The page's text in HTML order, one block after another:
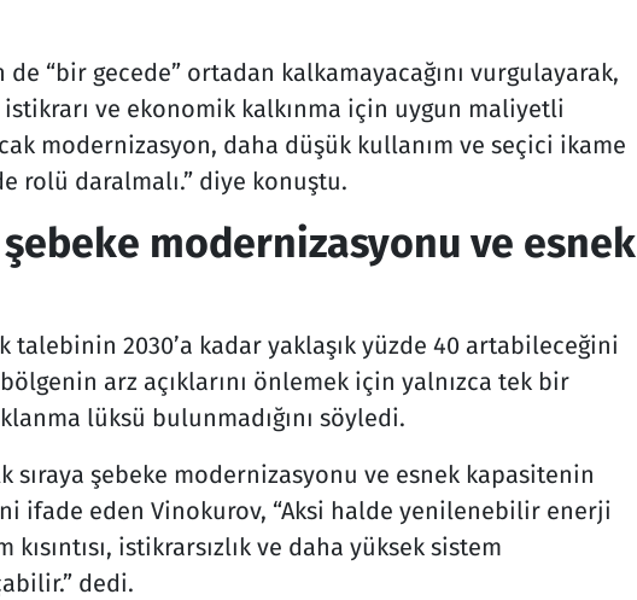
“bir gecede” ortadan kalkamayacağını vurgulayarak,
ve ekonomik kalkınma için uygun maliyetli
modernizasyon, daha düşük kullanım ve seçici ikame
rolü daralmalı.” diye konuştu.
modernizasyonu ve esnek
talebinin 2030’a kadar yaklaşık yüzde 40 artabileceğini
arz açıklarını önlemek için yalnızca tek bir
lüksü bulunmadığını söyledi.
sıraya şebeke modernizasyonu ve esnek kapasitenin
ifade eden Vinokurov, “Aksi halde yenilenebilir enerji
kısıntısı, istikrarsızlık ve daha yüksek sistem
dedi.